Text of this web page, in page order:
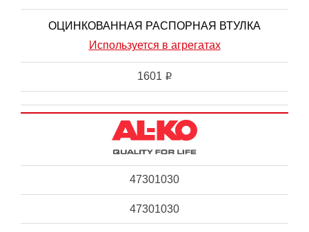
ОЦИНКОВАННАЯ РАСПОРНАЯ ВТУЛКА
Используется в агрегатах
1601 i
47301030
47301030